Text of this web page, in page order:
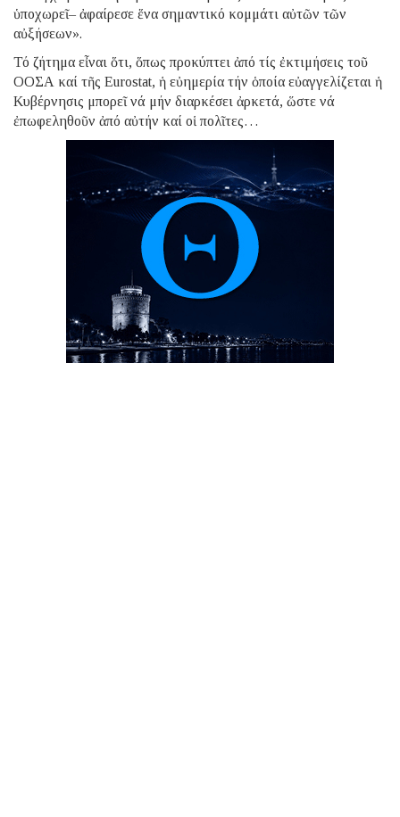
ὑποχωρεῖ– ἀφαίρεσε ἕνα σημαντικό κομμάτι αὐτῶν τῶν
αὐξήσεων».
Τό ζήτημα εἶναι ὅτι, ὅπως προκύπτει ἀπό τίς ἐκτιμήσεις τοῦ
ΟΟΣΑ καί τῆς Eurostat, ἡ εὐημερία τήν ὁποία εὐαγγελίζεται ἡ
Κυβέρνησις μπορεῖ νά μήν διαρκέσει ἀρκετά, ὥστε νά
ἐπωφεληθοῦν ἀπό αὐτήν καί οἱ πολῖτες…